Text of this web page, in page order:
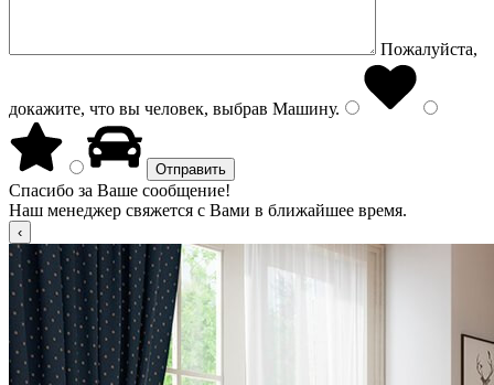
Пожалуйста,
докажите, что вы человек, выбрав Машину.
Спасибо за Ваше сообщение!
Наш менеджер свяжется с Вами в ближайшее время.